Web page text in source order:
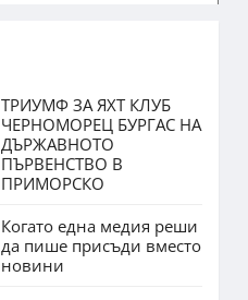
ТРИУМФ ЗА ЯХТ КЛУБ
ЧЕРНОМОРЕЦ БУРГАС НА
ДЪРЖАВНОТО
ПЪРВЕНСТВО В
ПРИМОРСКО
Когато една медия реши
да пише присъди вместо
новини